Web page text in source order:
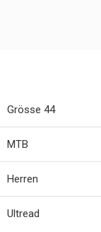
Grösse 44
MTB
Herren
Ultread